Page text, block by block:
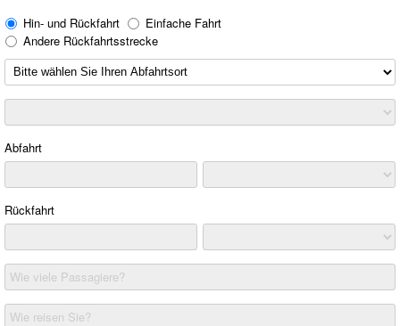
Hin- und Rückfahrt
Einfache Fahrt
Andere Rückfahrtsstrecke
Abfahrt
Rückfahrt
Wie viele Passagiere?
Wie reisen Sie?